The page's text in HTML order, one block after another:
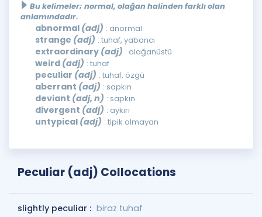
Bu kelimeler; normal, olağan halinden farklı olan
anlamındadır.
abnormal (adj) : anormal
strange (adj) : tuhaf, yabancı
extraordinary (adj) : olağanüstü
weird (adj) : tuhaf
peculiar (adj) : tuhaf, özgü
aberrant (adj) : sapkın
deviant (adj, n) : sapkın
divergent (adj) : aykırı
untypical (adj) : tipik olmayan
Peculiar (adj) Collocations
slightly peculiar : biraz tuhaf